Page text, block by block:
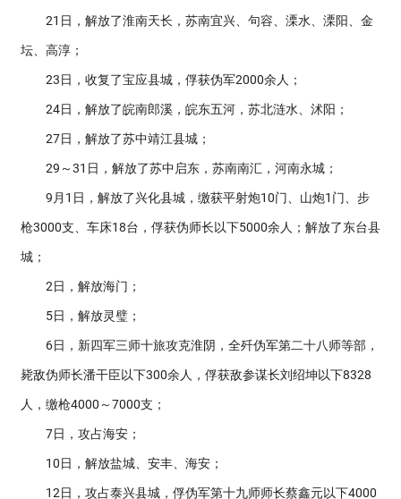
21日，解放了淮南天长，苏南宜兴、句容、溧水、溧阳、金
坛、高淳；
23日，收复了宝应县城，俘获伪军2000余人；
24日，解放了皖南郎溪，皖东五河，苏北涟水、沭阳；
27日，解放了苏中靖江县城；
29～31日，解放了苏中启东，苏南南汇，河南永城；
9月1日，解放了兴化县城，缴获平射炮10门、山炮1门、步
枪3000支、车床18台，俘获伪师长以下5000余人；解放了东台县
城；
2日，解放海门；
5日，解放灵璧；
6日，新四军三师十旅攻克淮阴，全歼伪军第二十八师等部，
毙敌伪师长潘干臣以下300余人，俘获敌参谋长刘绍坤以下8328
人，缴枪4000～7000支；
7日，攻占海安；
10日，解放盐城、安丰、海安；
12日，攻占泰兴县城，俘伪军第十九师师长蔡鑫元以下4000